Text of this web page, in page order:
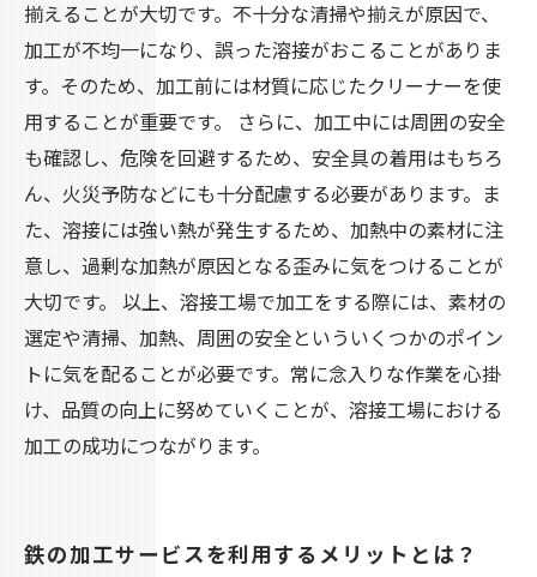
揃えることが大切です。不十分な清掃や揃えが原因で、
加工が不均一になり、誤った溶接がおこることがありま
す。そのため、加工前には材質に応じたクリーナーを使
用することが重要です。 さらに、加工中には周囲の安全
も確認し、危険を回避するため、安全具の着用はもちろ
ん、火災予防などにも十分配慮する必要があります。ま
た、溶接には強い熱が発生するため、加熱中の素材に注
意し、過剰な加熱が原因となる歪みに気をつけることが
大切です。 以上、溶接工場で加工をする際には、素材の
選定や清掃、加熱、周囲の安全といういくつかのポイン
トに気を配ることが必要です。常に念入りな作業を心掛
け、品質の向上に努めていくことが、溶接工場における
加工の成功につながります。
鉄の加工サービスを利用するメリットとは？